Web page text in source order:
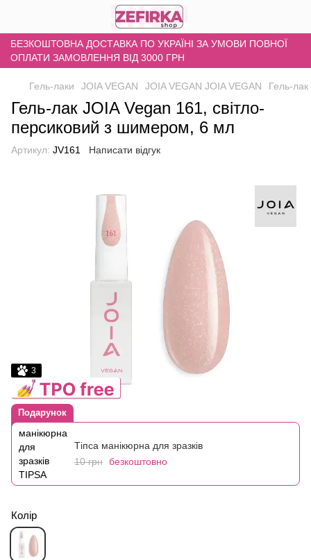
БЕЗКОШТОВНА ДОСТАВКА ПО УКРАЇНІ ЗА УМОВИ ПОВНОЇ
ОПЛАТИ ЗАМОВЛЕННЯ ВІД 3000 ГРН
Гель-лаки JOIA VEGAN JOIA VEGAN JOIA VEGAN Гель-
Гель-лак JOIA Vegan 161, світло-
персиковий з шимером, 6 мл
Артикул: JV161 Написати відгук
3
Подарунок
Тіпса манікюрна для зразків
10 грн безкоштовно
Колір